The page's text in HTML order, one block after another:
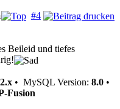
#4
Beileid und tiefes
• MySQL Version: 8.0 •
Fusion